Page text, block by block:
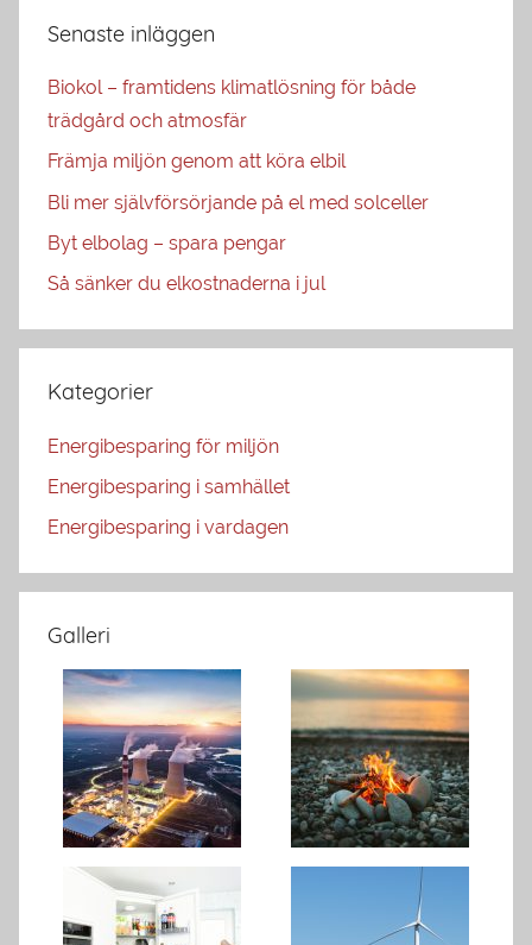
Senaste inläggen
Biokol – framtidens klimatlösning för både
trädgård och atmosfär
Främja miljön genom att köra elbil
Bli mer självförsörjande på el med solceller
Byt elbolag – spara pengar
Så sänker du elkostnaderna i jul
Kategorier
Energibesparing för miljön
Energibesparing i samhället
Energibesparing i vardagen
Galleri